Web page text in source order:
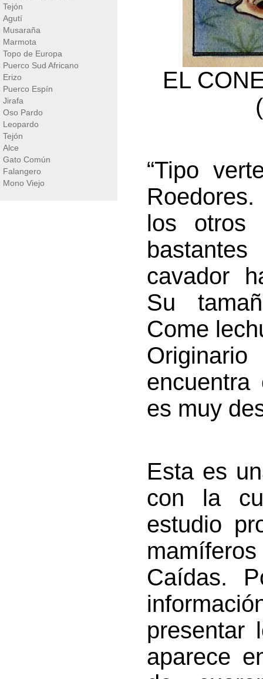
Tejón
Agutí
Musaraña
Marmota
Topo de Europa
Puerco Sud Africano
Erizo
Puerco Espín
Jirafa
Oso Pardo
Leopardo
Tejón
Alce
Gato Común
Falangero
Mono Viejo
EL
“Tipo
los otros
cavador
Su
Come
es muy
Esta es
con la
estudio
Caídas.
presentar
aparece